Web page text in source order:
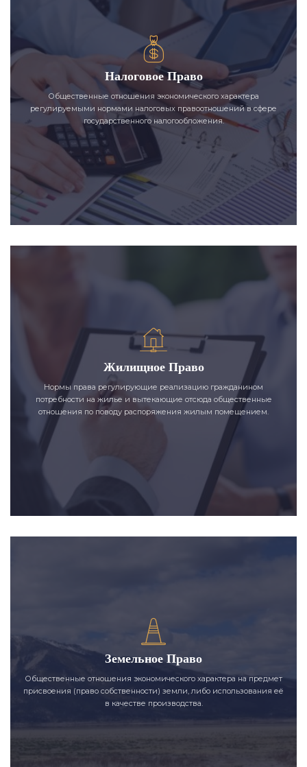
Налоговое Право
Общественные отношения экономического характера
регулируемыми нормами налоговых правоотношений в сфере
государственного налогообложения.
Жилищное Право
Нормы права регулирующие реализацию гражданином
потребности на жилье и вытекающие отсюда общественные
отношения по поводу распоряжения жилым помещением.
Земельное Право
Общественные отношения экономического характера на предмет
присвоения (право собственности) земли, либо использования её
в качестве производства.